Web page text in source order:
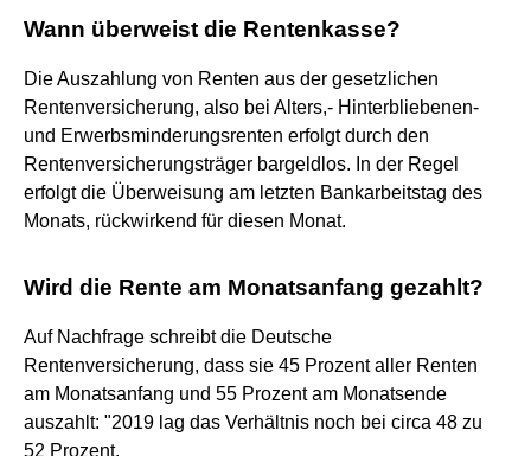
Wann überweist die Rentenkasse?
Die Auszahlung von Renten aus der gesetzlichen
Rentenversicherung, also bei Alters,- Hinterbliebenen-
und Erwerbsminderungsrenten erfolgt durch den
Rentenversicherungsträger bargeldlos. In der Regel
erfolgt die Überweisung am letzten Bankarbeitstag des
Monats, rückwirkend für diesen Monat.
Wird die Rente am Monatsanfang gezahlt?
Auf Nachfrage schreibt die Deutsche
Rentenversicherung, dass sie 45 Prozent aller Renten
am Monatsanfang und 55 Prozent am Monatsende
auszahlt: "2019 lag das Verhältnis noch bei circa 48 zu
52 Prozent.